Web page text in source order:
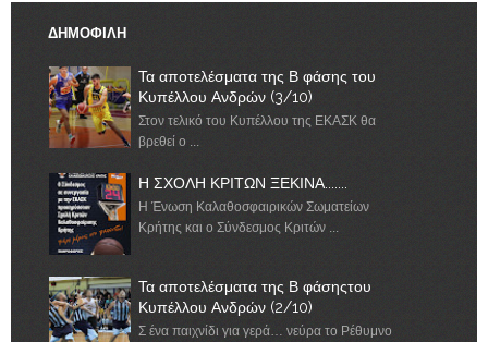
ΔΗΜΟΦΙΛΗ
Τα αποτελέσματα της Β φάσης του
Κυπέλλου Ανδρών (3/10)
Στον τελικό του Κυπέλλου της ΕΚΑΣΚ θα
βρεθεί ο ...
Η ΣΧΟΛΗ ΚΡΙΤΩΝ ΞΕΚΙΝΑ.......
Η Ένωση Καλαθοσφαιρικών Σωματείων
Κρήτης και ο Σύνδεσμος Κριτών ...
Τα αποτελέσματα της Β φάσηςτου
Κυπέλλου Ανδρών (2/10)
Σ ένα παιχνίδι για γερά… νεύρα το Ρέθυμνο